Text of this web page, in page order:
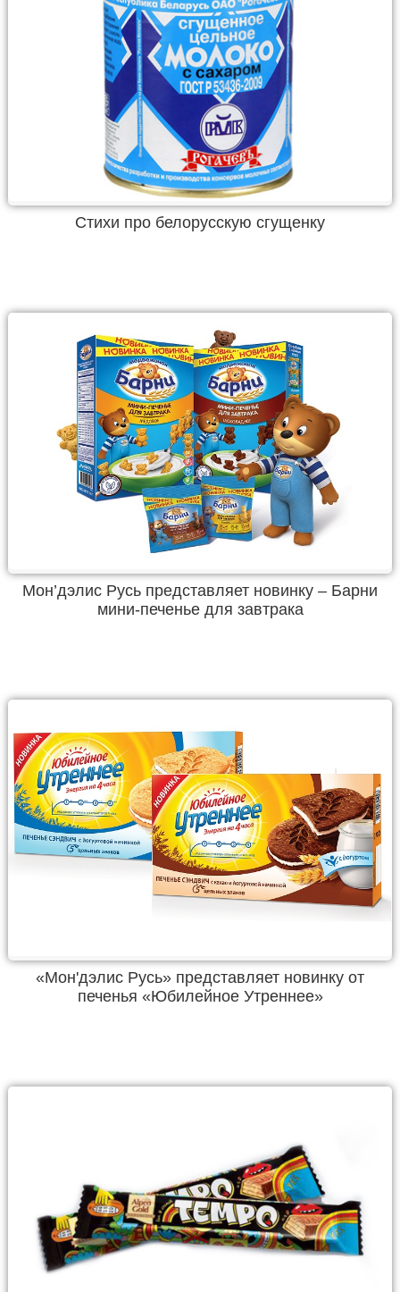
Стихи про белорусскую сгущенку
Мон’дэлис Русь представляет новинку – Барни
мини-печенье для завтрака
«Мон'дэлис Русь» представляет новинку от
печенья «Юбилейное Утреннее»